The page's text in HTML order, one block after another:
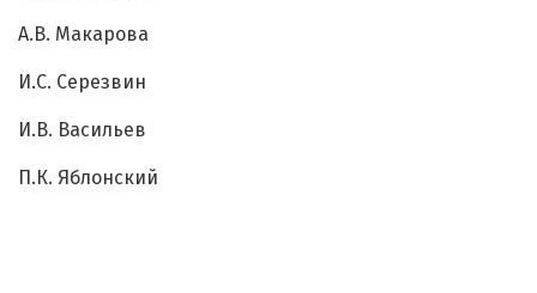
А.В. Макарова
И.С. Серезвин
И.В. Васильев
П.К. Яблонский